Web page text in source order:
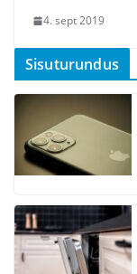
4. sept 2019
Sisuturundus